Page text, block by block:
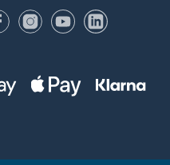
FacebookInstagram
YouTubeLinkedIn